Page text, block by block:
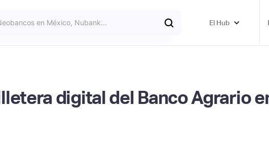
El Hub
digital del Banco Agrario